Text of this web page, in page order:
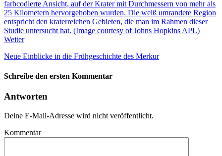
Weiter
Neue Einblicke in die Frühgeschichte des Merkur
Schreibe den ersten Kommentar
Antworten
Deine E-Mail-Adresse wird nicht veröffentlicht.
Kommentar